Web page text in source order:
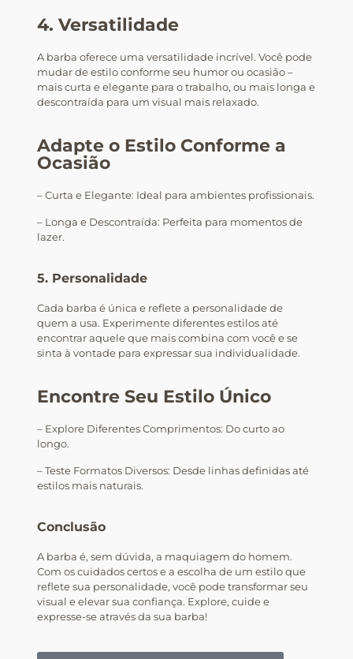
4. Versatilidade
A barba oferece uma versatilidade incrível. Você pode
mudar de estilo conforme seu humor ou ocasião –
mais curta e elegante para o trabalho, ou mais longa e
descontraída para um visual mais relaxado.
Adapte o Estilo Conforme a
Ocasião
– Curta e Elegante: Ideal para ambientes profissionais.
– Longa e Descontraída: Perfeita para momentos de
lazer.
5. Personalidade
Cada barba é única e reflete a personalidade de
quem a usa. Experimente diferentes estilos até
encontrar aquele que mais combina com você e se
sinta à vontade para expressar sua individualidade.
Encontre Seu Estilo Único
– Explore Diferentes Comprimentos: Do curto ao
longo.
– Teste Formatos Diversos: Desde linhas definidas até
estilos mais naturais.
Conclusão
A barba é, sem dúvida, a maquiagem do homem.
Com os cuidados certos e a escolha de um estilo que
reflete sua personalidade, você pode transformar seu
visual e elevar sua confiança. Explore, cuide e
expresse-se através da sua barba!